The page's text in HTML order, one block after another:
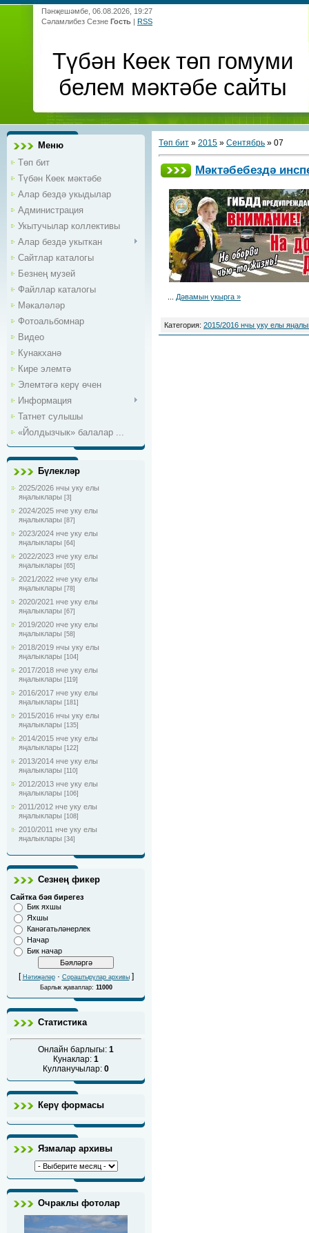
Пәнҗешәмбе, 06.08.2026, 19:27
Сәламлибез Сезне Гость | RSS
Түбән Көек төп гомуми
белем мәктәбе сайты
Меню
Төп бит
Түбән Көек мәктәбе
Алар бездә укыдылар
Администрация
Укытучылар коллективы
Алар бездә укыткан
Сайтлар каталогы
Безнең музей
Файллар каталогы
Мәкаләләр
Фотоальбомнар
Видео
Кунакханә
Кире элемтә
Элемтәгә керү өчен
Информация
Татнет сулышы
«Йолдызчык» балалар ...
Бүлекләр
2025/2026 нчы уку елы
яңалыклары [3]
2024/2025 нче уку елы
яңалыклары [87]
2023/2024 нче уку елы
яңалыклары [64]
2022/2023 нче уку елы
яңалыклары [65]
2021/2022 нче уку елы
яңалыклары [78]
2020/2021 нче уку елы
яңалыклары [67]
2019/2020 нче уку елы
яңалыклары [58]
2018/2019 нчы уку елы
яңалыклары [104]
2017/2018 нче уку елы
яңалыклары [119]
2016/2017 нче уку елы
яңалыклары [181]
2015/2016 нчы уку елы
яңалыклары [135]
2014/2015 нче уку елы
яңалыклары [122]
2013/2014 нче уку елы
яңалыклары [110]
2012/2013 нче уку елы
яңалыклары [106]
2011/2012 нче уку елы
яңалыклары [108]
2010/2011 нче уку елы
яңалыклары [34]
Сезнең фикер
Сайтка бәя бирегез
Бик яхшы
Яхшы
Канәгатьләнерлек
Начар
Бик начар
[ Нәтиҗәләр· Сораштырулар архивы]
Барлык җаваплар: 11000
Статистика
Онлайн барлыгы: 1
Кунаклар: 1
Кулланучылар: 0
Керү формасы
Язмалар архивы
Очраклы фотолар
Төп бит » 2015 » Сентябрь » 07
Мәктәбебездә
Дәвамын укырга »
Категория: 2015/2016 нчы уку елы